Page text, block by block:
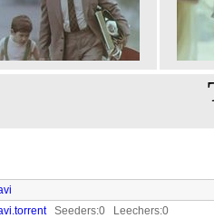
Seeders:0 Leechers:0